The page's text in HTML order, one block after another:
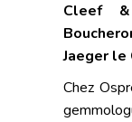
Cleef
Jaeger
Chez